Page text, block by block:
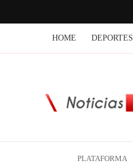
HOME DEPORTES
PLATAFORMA